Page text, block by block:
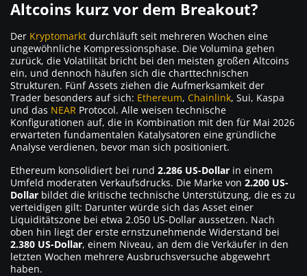
Altcoins kurz vor dem Breakout?
Der Kryptomarkt durchläuft seit mehreren Wochen eine
ungewöhnliche Kompressionsphase. Die Volumina gehen
zurück, die Volatilität bricht bei den meisten großen Altcoins
ein, und dennoch häufen sich die charttechnischen
Strukturen. Fünf Assets ziehen die Aufmerksamkeit der
Trader besonders auf sich: Ethereum, Chainlink, Sui, Kaspa
und das NEAR Protocol. Alle weisen technische
Konfigurationen auf, die in Kombination mit den für Mai 2026
erwarteten fundamentalen Katalysatoren eine gründliche
Analyse verdienen, bevor man sich positioniert.
Ethereum konsolidiert bei rund 2.286 US-Dollar in einem
Umfeld moderaten Verkaufsdrucks. Die Marke von 2.200 US-
Dollar bildet die kritische technische Unterstützung, die es zu
verteidigen gilt: Darunter würde sich das Asset einer
Liquiditätszone bei etwa 2.050 US-Dollar aussetzen. Nach
oben hin liegt der erste ernstzunehmende Widerstand bei
2.380 US-Dollar, einem Niveau, an dem die Verkäufer in den
letzten Wochen mehrere Ausbruchsversuche abgewehrt
haben.